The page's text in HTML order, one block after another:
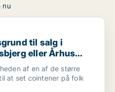
nu
salg i Trekantsområdet,
til salg i
eller Århus
af en af de større
at set cointener på folk